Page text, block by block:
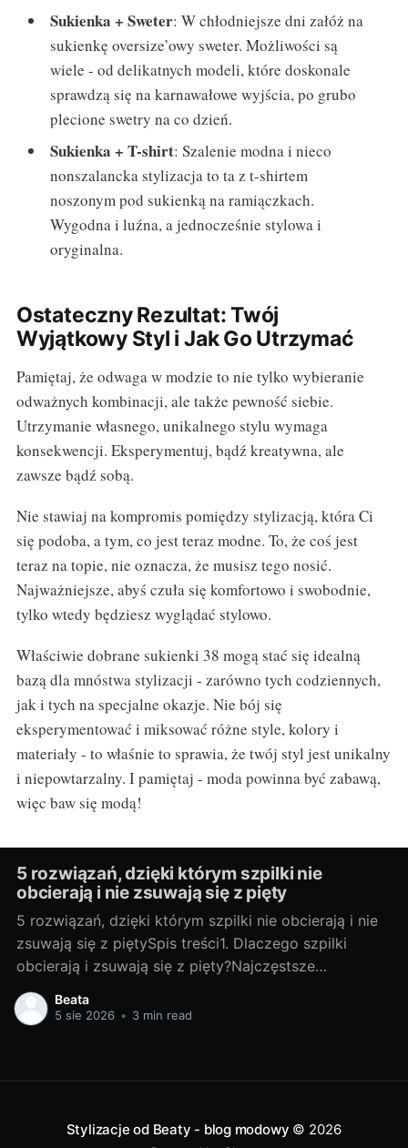
Sukienka + Sweter: W chłodniejsze dni załóż na
sukienkę oversize’owy sweter. Możliwości są
wiele - od delikatnych modeli, które doskonale
sprawdzą się na karnawałowe wyjścia, po grubo
plecione swetry na co dzień.
Sukienka + T-shirt: Szalenie modna i nieco
nonszalancka stylizacja to ta z t-shirtem
noszonym pod sukienką na ramiączkach.
Wygodna i luźna, a jednocześnie stylowa i
oryginalna.
Ostateczny Rezultat: Twój
Wyjątkowy Styl i Jak Go Utrzymać
Pamiętaj, że odwaga w modzie to nie tylko wybieranie
odważnych kombinacji, ale także pewność siebie.
Utrzymanie własnego, unikalnego stylu wymaga
konsekwencji. Eksperymentuj, bądź kreatywna, ale
zawsze bądź sobą.
Nie stawiaj na kompromis pomiędzy stylizacją, która Ci
się podoba, a tym, co jest teraz modne. To, że coś jest
teraz na topie, nie oznacza, że musisz tego nosić.
Najważniejsze, abyś czuła się komfortowo i swobodnie,
tylko wtedy będziesz wyglądać stylowo.
Właściwie dobrane sukienki 38 mogą stać się idealną
bazą dla mnóstwa stylizacji - zarówno tych codziennych,
jak i tych na specjalne okazje. Nie bój się
eksperymentować i miksować różne style, kolory i
materiały - to właśnie to sprawia, że twój styl jest unikalny
i niepowtarzalny. I pamiętaj - moda powinna być zabawą,
więc baw się modą!
5 rozwiązań, dzięki którym szpilki nie
obcierają i nie zsuwają się z pięty
5 rozwiązań, dzięki którym szpilki nie obcierają i nie
zsuwają się z piętySpis treści1. Dlaczego szpilki
obcierają i zsuwają się z pięty?Najczęstsze
przyczyny: Zbyt duży rozmiar lub niewłaściwa tęgość
sprawiają, że pięta „pływa”, a but nie trzyma. Wąski
Beata
5 sie 2026 • 3 min read
Stylizacje od Beaty - blog modowy © 2026